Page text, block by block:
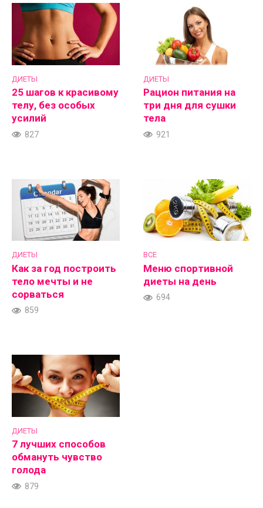
ДИЕТЫ
25 шагов к красивому
телу, без особых
усилий
827
ДИЕТЫ
Рацион питания на
три дня для сушки
тела
921
ДИЕТЫ
Как за год построить
тело мечты и не
сорваться
859
ВСЕ
Меню спортивной
диеты на день
694
ДИЕТЫ
7 лучших способов
обмануть чувство
голода
879